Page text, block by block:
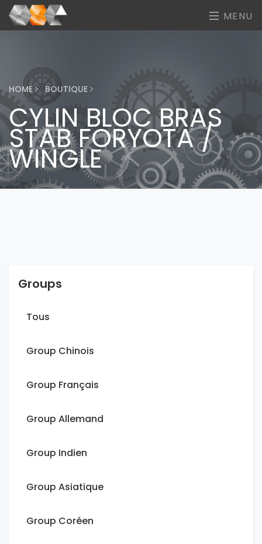
MENU
HOME BOUTIQUE
CYLIN BLOC BRAS
STAB FORYOTA /
WINGLE
Groups
Tous
Group Chinois
Group Français
Group Allemand
Group Indien
Group Asiatique
Group Coréen